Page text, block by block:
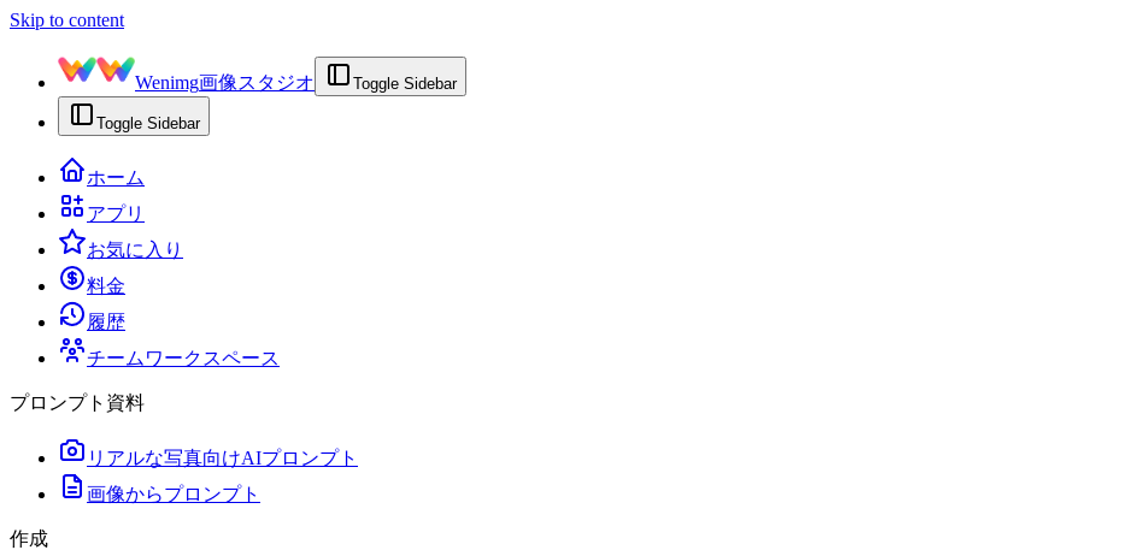
Skip to content
Wenimg画像スタジオ Toggle Sidebar
Toggle Sidebar
ホーム
アプリ
お気に入り
料金
履歴
チームワークスペース
プロンプト資料
リアルな写真向けAIプロンプト
画像からプロンプト
作成